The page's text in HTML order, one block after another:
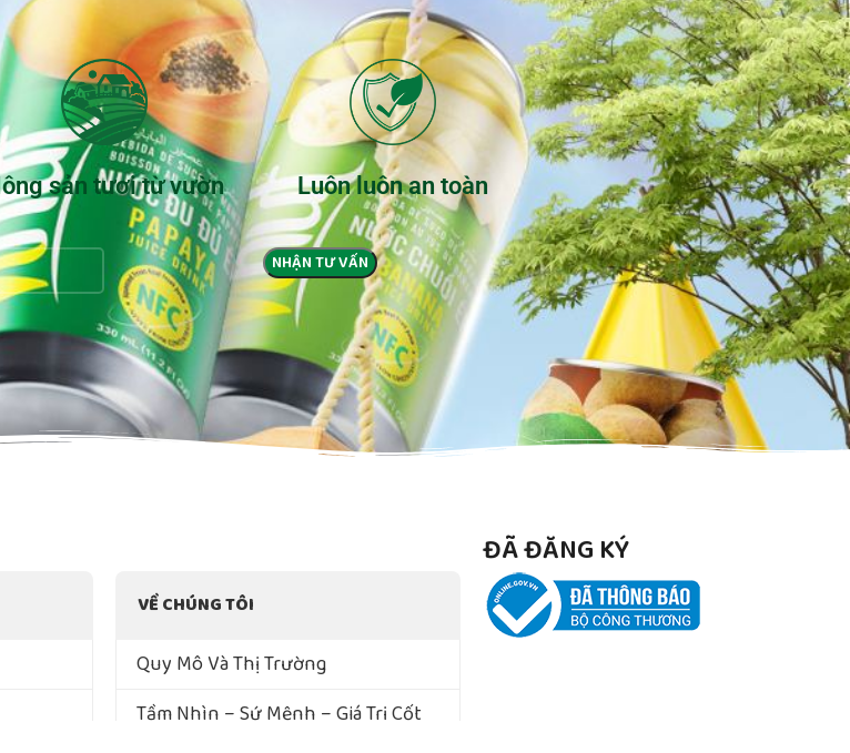
sản tươi từ vườn Luôn luôn an toàn
VỀ CHÚNG TÔI
Quy Mô Và Thị Trường
Tầm Nhìn – Sứ Mệnh – Giá Trị Cốt
ĐÃ ĐĂNG KÝ